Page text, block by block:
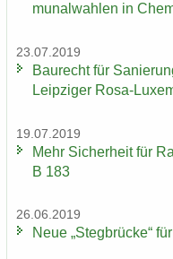
mu­nal­wah­len in
23.07.2019
Bau­recht für
Leip­zi­ger Rosa-​
19.07.2019
Mehr Si­cher­heit für
B 183
26.06.2019
Neue „Steg­brü­cke“